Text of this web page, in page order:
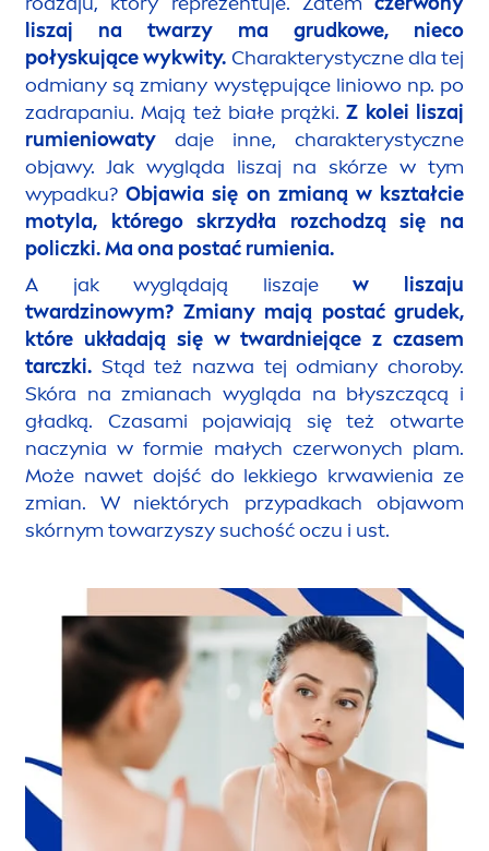
liszaj na twarzy ma grudkowe, nieco
połyskujące wykwity. Charakterystyczne dla tej
odmiany są zmiany występujące liniowo np. po
zadrapaniu. Mają też białe prążki.Z kolei liszaj
rumieniowaty daje inne, charakterystyczne
objawy. Jak wygląda liszaj na skórze w tym
wypadku?Objawia się on zmianą w kształcie
motyla, którego skrzydła rozchodzą się na
policzki. Ma ona postać rumienia.
A jak wyglądają liszajew liszaju
twardzinowym? Zmiany mają postać grudek,
które układają się w twardniejące z czasem
tarczki. Stąd też nazwa tej odmiany choroby.
Skóra na zmianach wygląda na błyszczącą i
gładką. Czasami pojawiają się też otwarte
naczynia w formie małych czerwonych plam.
Może nawet dojść do lekkiego krwawienia ze
zmian. W niektórych przypadkach objawom
skórnym towarzyszy suchość oczu i ust.